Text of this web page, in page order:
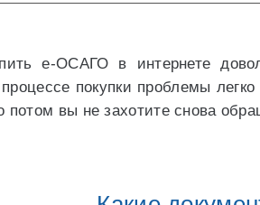
е-ОСАГО в интернете
покупки проблемы
потом вы не захотите снова